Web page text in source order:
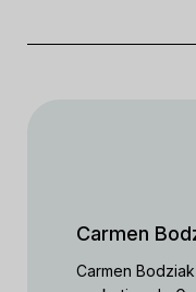
Carmen
Carmen